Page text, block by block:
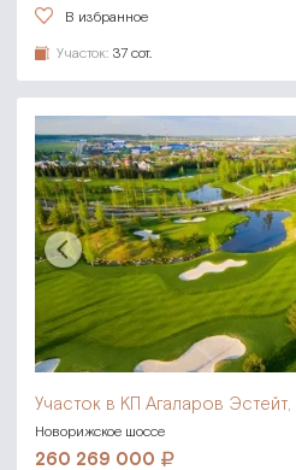
В избранное
Участок: 37 сот.
Участок в КП Агаларов Эстейт,
Новорижское шоссе
260 269 000